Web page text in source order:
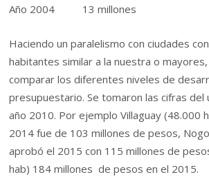
Año 2004 13 millones
Haciendo un paralelismo con ciudades
habitantes similar a la nuestra o
comparar los diferentes niveles de
presupuestario. Se tomaron las cifras del
año 2010. Por ejemplo Villaguay (48.000
2014 fue de 103 millones de pesos,
aprobó el 2015 con 115 millones de
hab) 184 millones de pesos en el 2015.